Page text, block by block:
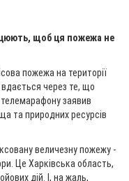
щоб ця пожежа не
пожежа на території
вдається через те, що
телемарафону заявив
та природних ресурсів
величезну пожежу -
Це Харківська область,
дій. І, на жаль,